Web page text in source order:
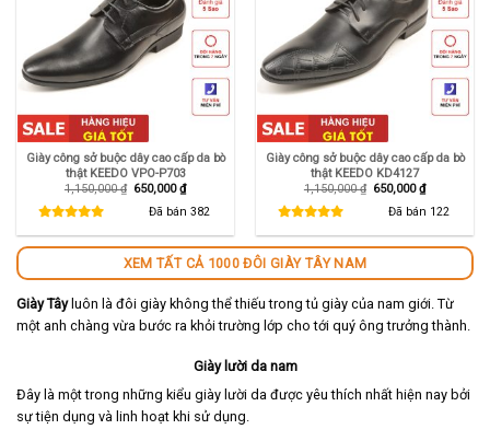
Giày công sở buộc dây cao cấp da bò
thật KEEDO VPO-P703
1,150,000₫ Giá
650,000₫Giá
hiện
tại
Đã bán 382
Giày công sở buộc dây cao cấp da bò
thật KEEDO KD4127
1,150,000₫ Giá
650,000₫Giá
hiện
tại
Đã bán 122
XEM TẤT CẢ 1000 ĐÔI GIÀY TÂY NAM
Giày Tâyluôn là đôi giày không thể thiếu trong tủ giày của nam giới. Từ
một anh chàng vừa bước ra khỏi trường lớp cho tới quý ông trưởng thành.
Giày lười da nam
Đây là một trong những kiểu giày lười da được yêu thích nhất hiện nay bởi
sự tiện dụng và linh hoạt khi sử dụng.